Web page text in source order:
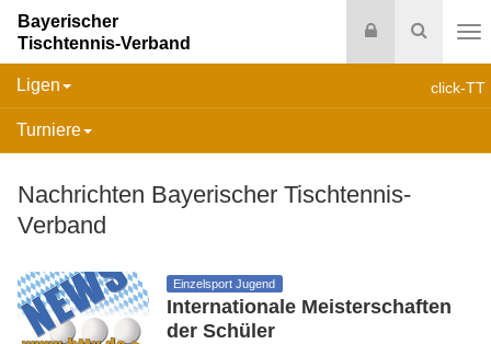
Suche
Login
Bayerischer
Tischtennis-Verband
click-TT
Ligen
Turniere
Nachrichten Bayerischer Tischtennis-
Verband
Einzelsport Jugend
Internationale Meisterschaften
der Schüler